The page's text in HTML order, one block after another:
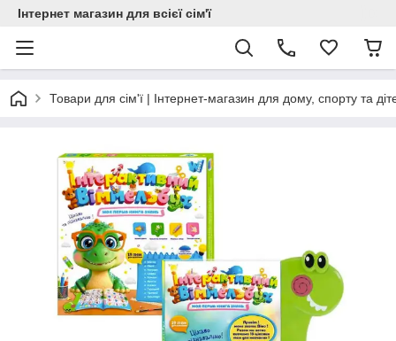
Інтернет магазин для всієї сім'ї
Товари для сім'ї | Інтернет-магазин для дому, спорту та